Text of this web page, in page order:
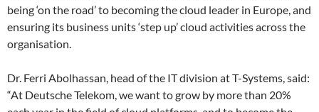
being ‘on the road’ to becoming the cloud leader in Europe, and
ensuring its business units ‘step up’ cloud activities across the
organisation.
Dr. Ferri Abolhassan, head of the IT division at T-Systems, said:
“At Deutsche Telekom, we want to grow by more than 20%